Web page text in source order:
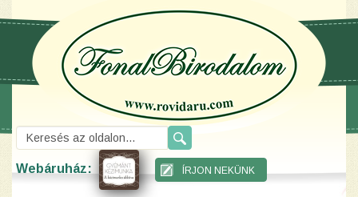
Webáruház: